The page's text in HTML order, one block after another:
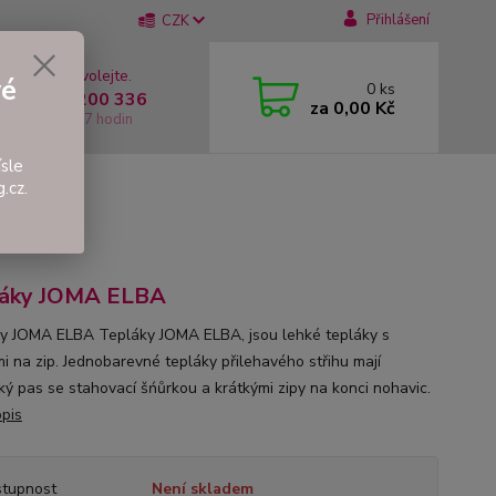
CZK Přihlášení
si rady? Zavolejte.
737 200 336
Pátek: 8 - 17 hodin
0 ks
za 0,00 Kč
JOMA ELBA
JOMA ELBA Tepláky JOMA ELBA, jsou lehké tepláky s
na zip. Jednobarevné tepláky přilehavého střihu mají
pas se stahovací šńůrkou a krátkými zipy na konci nohavic.
Není skladem